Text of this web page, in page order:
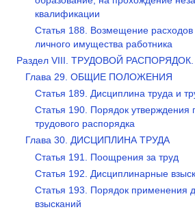
квалификации
Статья 188. Возмещение расходов
личного имущества работника
Раздел VIII. ТРУДОВОЙ
Глава 29. ОБЩИЕ ПОЛОЖЕНИЯ
Статья 189. Дисциплина труда и
Статья 190. Порядок утверждения
трудового распорядка
Глава 30. ДИСЦИПЛИНА ТРУДА
Статья 191. Поощрения за труд
Статья 192. Дисциплинарные
Статья 193. Порядок применения
взысканий